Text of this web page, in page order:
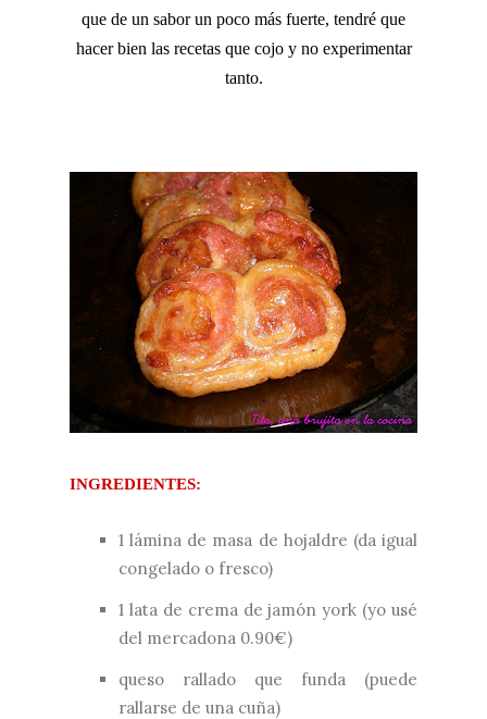
que de un sabor un poco más fuerte, tendré que
hacer bien las recetas que cojo y no experimentar
tanto.
INGREDIENTES:
1 lámina de masa de hojaldre (da igual
congelado o fresco)
1 lata de crema de jamón york (yo usé
del mercadona 0.90€)
queso rallado que funda (puede
rallarse de una cuña)